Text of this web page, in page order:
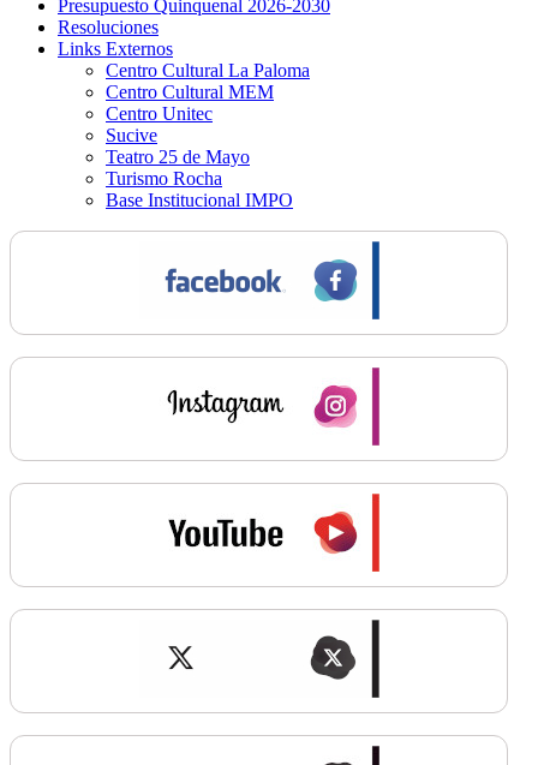
Presupuesto Quinquenal 2026-2030
Resoluciones
Links Externos
Centro Cultural La Paloma
Centro Cultural MEM
Centro Unitec
Sucive
Teatro 25 de Mayo
Turismo Rocha
Base Institucional IMPO